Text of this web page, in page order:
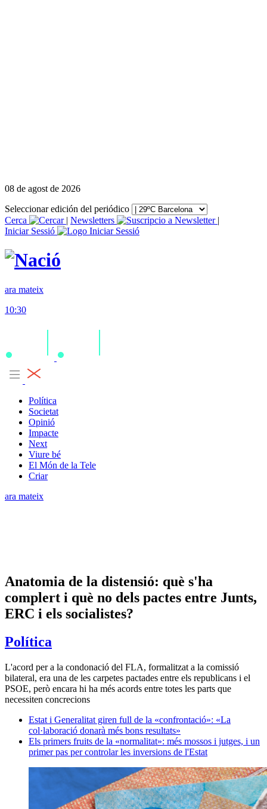
08 de agost de 2026
Seleccionar edición del periódico
Cerca
| Newsletters
|
Iniciar Sessió
ara mateix
10:30
Política
Societat
Opinió
Impacte
Next
Viure bé
El Món de la Tele
Criar
ara mateix
Anatomia de la distensió: què s'ha
complert i què no dels pactes entre Junts,
ERC i els socialistes?
Política
L'acord per a la condonació del FLA, formalitzat a la comissió
bilateral, era una de les carpetes pactades entre els republicans i el
PSOE, però encara hi ha més acords entre totes les parts que
necessiten concrecions
Estat i Generalitat giren full de la «confrontació»: «La
col·laboració donarà més bons resultats»
Els primers fruits de la «normalitat»: més mossos i jutges, i un
primer pas per controlar les inversions de l'Estat